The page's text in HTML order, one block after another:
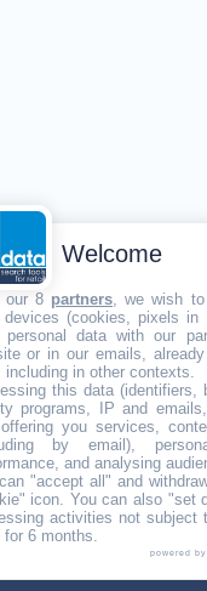
recensés sur l’unité
d’entre eux
Grand Vitrolle(84
Littoral
(167 pdv),
(142 pdv),Avant Capet
Welcome
our 8 partners , we wish
devices (cookies, pixels
personal data with our
or in our emails,
including in other contexts.
this data (identifiers,
programs, IP and
you services,
by email),
and analysing
"accept all" and
icon . You can also "set
activities not subject
6 months.
powered by